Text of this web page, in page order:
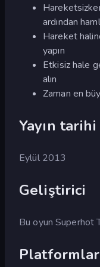
ardından
Hareket
yapın
Etkisiz hale
alın
Zaman en
Yayın tarihi
Eylül 2013
Geliştirici
Bu oyun Superhot
Platformlar